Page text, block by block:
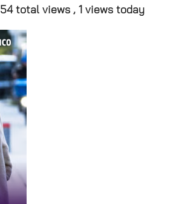
54 total views , 1 views today